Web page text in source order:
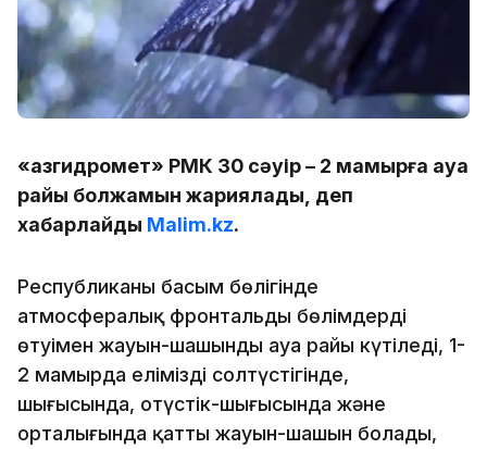
«Қазгидромет» РМК 30 сәуір – 2 мамырға ауа
райы болжамын жариялады, деп
хабарлайды Malim.kz.
Республиканың басым бөлігінде
атмосфералық фронтальды бөлімдердің
өтуімен жауын-шашынды ауа райы күтіледі, 1-
2 мамырда еліміздің солтүстігінде,
шығысында, оңтүстік-шығысында және
орталығында қатты жауын-шашын болады,